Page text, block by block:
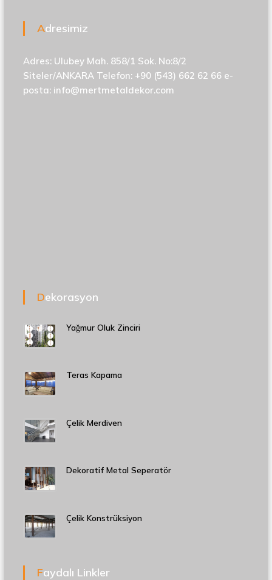
Adresimiz
Adres: Ulubey Mah. 858/1 Sok. No:8/2
Siteler/ANKARA Telefon: +90 (543) 662 62 66 e-
posta: info@mertmetaldekor.com
Dekorasyon
Yağmur Oluk Zinciri
Teras Kapama
Çelik Merdiven
Dekoratif Metal Seperatör
Çelik Konstrüksiyon
Faydalı Linkler